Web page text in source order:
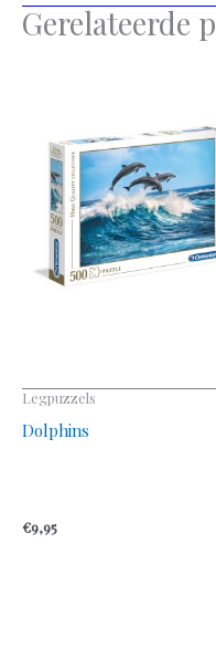
Gerelateerde
Legpuzzels
Dolphins
€9,95